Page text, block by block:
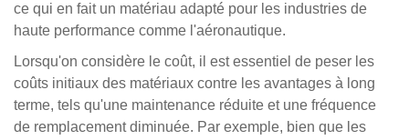
ce qui en fait un matériau adapté pour les industries de
haute performance comme l'aéronautique.
Lorsqu'on considère le coût, il est essentiel de peser les
coûts initiaux des matériaux contre les avantages à long
terme, tels qu'une maintenance réduite et une fréquence
de remplacement diminuée. Par exemple, bien que les